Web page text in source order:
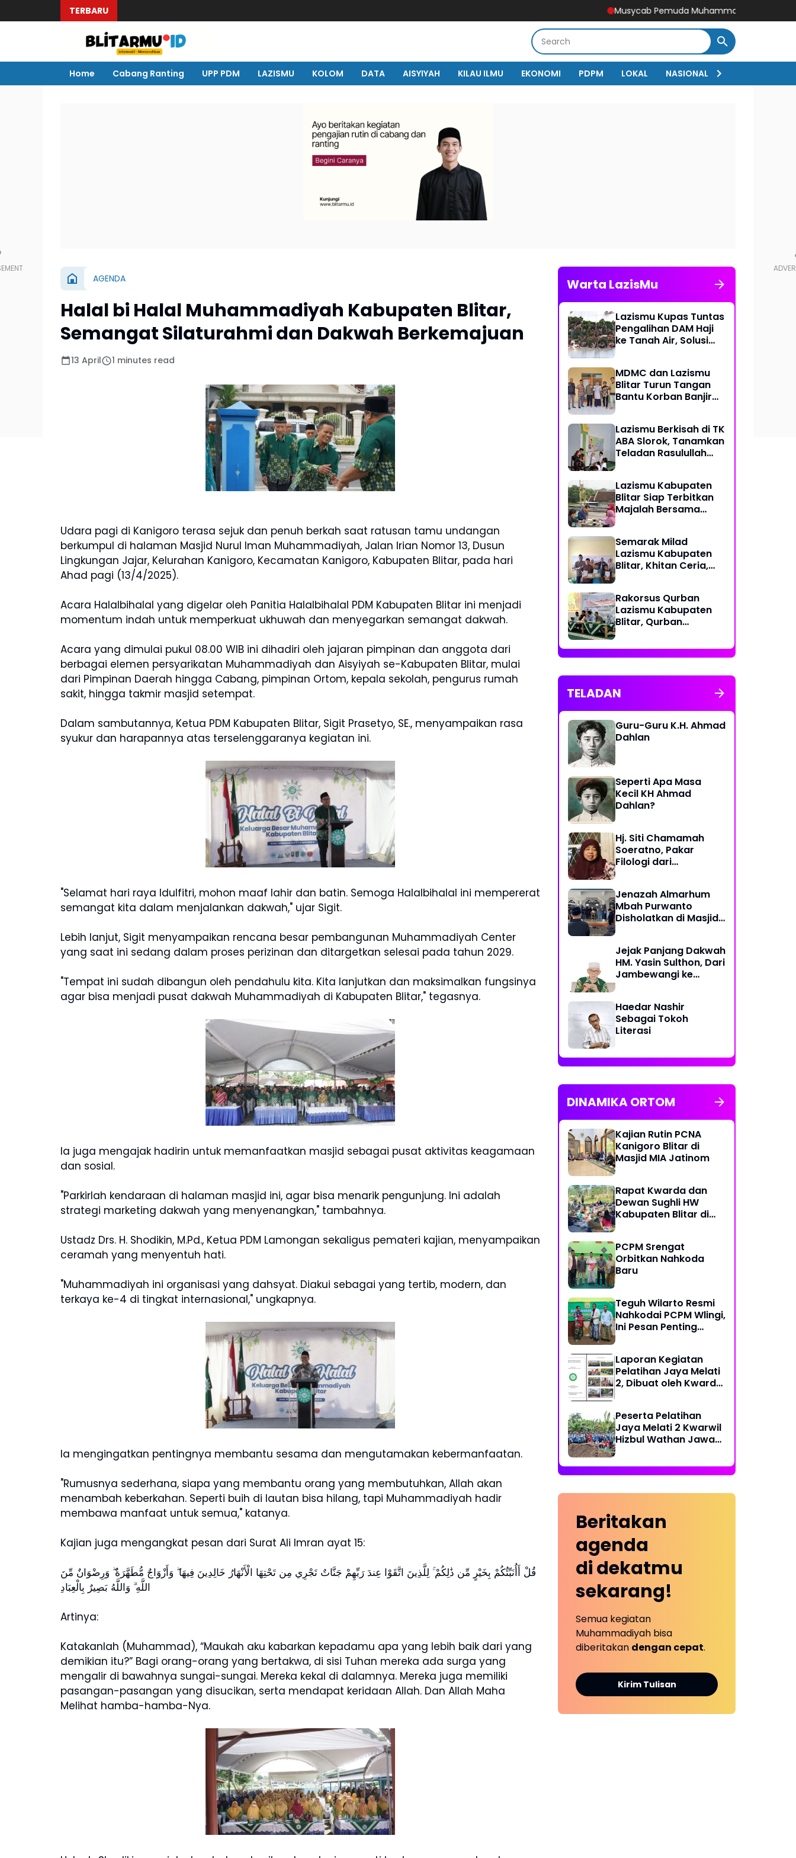
TERBARU Musycab Pemuda Muhammadiyah Doko Tetapkan
Home Cabang Ranting UPP PDM LAZISMU KOLOM DATA AISYIYAH KILAU ILMU EKONOMI PDPM LOKAL NASIONAL
AGENDA
Halal bi Halal Muhammadiyah Kabupaten Blitar,
Semangat Silaturahmi dan Dakwah Berkemajuan
13 April 1 minutes read
Udara pagi di Kanigoro terasa sejuk dan penuh berkah saat ratusan tamu undangan
berkumpul di halaman Masjid Nurul Iman Muhammadiyah, Jalan Irian Nomor 13, Dusun
Lingkungan Jajar, Kelurahan Kanigoro, Kecamatan Kanigoro, Kabupaten Blitar, pada hari
Ahad pagi (13/4/2025).
Acara Halalbihalal yang digelar oleh Panitia Halalbihalal PDM Kabupaten Blitar ini menjadi
momentum indah untuk memperkuat ukhuwah dan menyegarkan semangat dakwah.
Acara yang dimulai pukul 08.00 WIB ini dihadiri oleh jajaran pimpinan dan anggota dari
berbagai elemen persyarikatan Muhammadiyah dan Aisyiyah se-Kabupaten Blitar, mulai
dari Pimpinan Daerah hingga Cabang, pimpinan Ortom, kepala sekolah, pengurus rumah
sakit, hingga takmir masjid setempat.
Dalam sambutannya, Ketua PDM Kabupaten Blitar, Sigit Prasetyo, SE., menyampaikan rasa
syukur dan harapannya atas terselenggaranya kegiatan ini.
"Selamat hari raya Idulfitri, mohon maaf lahir dan batin. Semoga Halalbihalal ini mempererat
semangat kita dalam menjalankan dakwah," ujar Sigit.
Lebih lanjut, Sigit menyampaikan rencana besar pembangunan Muhammadiyah Center
yang saat ini sedang dalam proses perizinan dan ditargetkan selesai pada tahun 2029.
"Tempat ini sudah dibangun oleh pendahulu kita. Kita lanjutkan dan maksimalkan fungsinya
agar bisa menjadi pusat dakwah Muhammadiyah di Kabupaten Blitar," tegasnya.
Ia juga mengajak hadirin untuk memanfaatkan masjid sebagai pusat aktivitas keagamaan
dan sosial.
"Parkirlah kendaraan di halaman masjid ini, agar bisa menarik pengunjung. Ini adalah
strategi marketing dakwah yang menyenangkan," tambahnya.
Ustadz Drs. H. Shodikin, M.Pd., Ketua PDM Lamongan sekaligus pemateri kajian, menyampaikan
ceramah yang menyentuh hati.
"Muhammadiyah ini organisasi yang dahsyat. Diakui sebagai yang tertib, modern, dan
terkaya ke-4 di tingkat internasional," ungkapnya.
Ia mengingatkan pentingnya membantu sesama dan mengutamakan kebermanfaatan.
"Rumusnya sederhana, siapa yang membantu orang yang membutuhkan, Allah akan
menambah keberkahan. Seperti buih di lautan bisa hilang, tapi Muhammadiyah hadir
membawa manfaat untuk semua," katanya.
Kajian juga mengangkat pesan dari Surat Ali Imran ayat 15:
قُلْ أَأُنَبِّئُكُمْ بِخَيْرٍ مِّن ذَٰلِكُمْ ۚ لِلَّذِينَ اتَّقَوْا عِندَ رَبِّهِمْ جَنَّاتٌ تَجْرِي مِن تَحْتِهَا الْأَنْهَارُ خَالِدِينَ فِيهَا ۖ وَأَزْوَاجٌ مُّطَهَّرَةٌ ۖ وَرِضْوَانٌ مِّنَ
اللَّهِ ۗ وَاللَّهُ بَصِيرٌ بِالْعِبَادِ
Artinya:
Katakanlah (Muhammad), “Maukah aku kabarkan kepadamu apa yang lebih baik dari yang
demikian itu?” Bagi orang-orang yang bertakwa, di sisi Tuhan mereka ada surga yang
mengalir di bawahnya sungai-sungai. Mereka kekal di dalamnya. Mereka juga memiliki
pasangan-pasangan yang disucikan, serta mendapat keridaan Allah. Dan Allah Maha
Melihat hamba-hamba-Nya.
Warta LazisMu
Lazismu Kupas Tuntas
Pengalihan DAM Haji
ke Tanah Air, Solusi
Kurban
MDMC dan Lazismu
Blitar Turun Tangan
Bantu Korban Banjir
Lazismu Berkisah di TK
ABA Slorok, Tanamkan
Teladan Rasulullah
Lazismu Kabupaten
Blitar Siap Terbitkan
Majalah Bersama
Semarak Milad
Lazismu Kabupaten
Blitar, Khitan Ceria,
‎Rakorsus Qurban
Lazismu Kabupaten
Blitar, Qurban
Bahagiakan sesama
TELADAN
Guru-Guru K.H. Ahmad
Dahlan
Seperti Apa Masa
Kecil KH Ahmad
Dahlan?
Hj. Siti Chamamah
Soeratno, Pakar
Filologi dari
Jenazah Almarhum
Mbah Purwanto
Disholatkan di Masjid
Jejak Panjang Dakwah
HM. Yasin Sulthon, Dari
Jambewangi ke
Muhammadiyah
Hingga Akhir Hayat
Haedar Nashir
Sebagai Tokoh
Literasi
DINAMIKA ORTOM
Kajian Rutin PCNA
Kanigoro Blitar di
Masjid MIA Jatinom
Rapat Kwarda dan
Dewan Sughli HW
Kabupaten Blitar di
PCPM Srengat
Orbitkan Nahkoda
Baru
Teguh Wilarto Resmi
Nahkodai PCPM Wlingi,
Ini Pesan Penting
Laporan Kegiatan
Pelatihan Jaya Melati
2, Dibuat oleh Kwarda
Peserta Pelatihan
Jaya Melati 2 Kwarwil
Hizbul Wathan Jawa
Pisang Cavendish
Beritakan
agenda
di dekatmu
sekarang!
Semua kegiatan
Muhammadiyah bisa
diberitakan dengan cepat.
Kirim Tulisan